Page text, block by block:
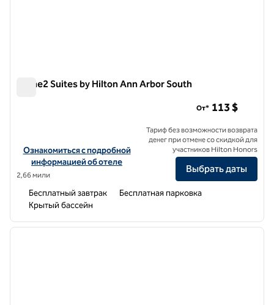
Home2 Suites by Hilton Ann Arbor South
Посмотреть информацию об отеле Home2 Suites by Hilton Ann
Ознакомиться с подробной
информацией об отеле
2,66 мили
От* 113 $
Тариф без возможности возврата
денег при отмене со скидкой для
участников Hilton Honors
Выбрать даты
Бесплатный завтрак
Бесплатная парковка
Крытый бассейн
1 из 12